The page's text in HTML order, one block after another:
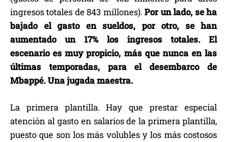
ingresos totales de 843 millones).Por un lado, se ha
bajado el gasto en sueldos, por otro, se han
aumentado un 17% los ingresos totales. El
escenario es muy propicio, más que nunca en las
últimas temporadas, para el desembarco de
Mbappé. Una jugada maestra.
La primera plantilla. Hay que prestar especial
atención al gasto en salarios de la primera plantilla,
puesto que son los más volubles y los más costosos